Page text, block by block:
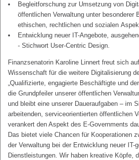
Begleitforschung zur Umsetzung von
öffentlichen Verwaltung unter besonderer
ethischen, rechtlichen und sozialen
Entwicklung neuer IT-Angebote,
- Stichwort User-Centric Design.
Finanzsenatorin Karoline Linnert freut sich
Wissenschaft für die weitere Digitalisierung
„Qualifizierte, engagierte Beschäftigte und
die Grundpfeiler unserer öffentlichen
und bleibt eine unserer Daueraufgaben – im
arbeitenden, serviceorientierten öffentlichen
verankert den Aspekt des E-Governments
Das bietet viele Chancen für Kooperationen
der Verwaltung bei der Entwicklung neuer IT-
Dienstleistungen. Wir haben kreative Köpfe,